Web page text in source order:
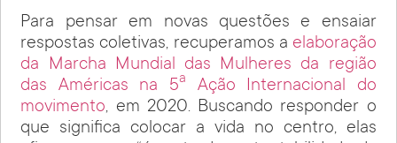
Para pensar em novas questões e ensaiar
respostas coletivas, recuperamos a elaboração
da Marcha Mundial das Mulheres da região
das Américas na 5a
Ação Internacional do
movimento, em 2020. Buscando responder o
que significa colocar a vida no centro, elas